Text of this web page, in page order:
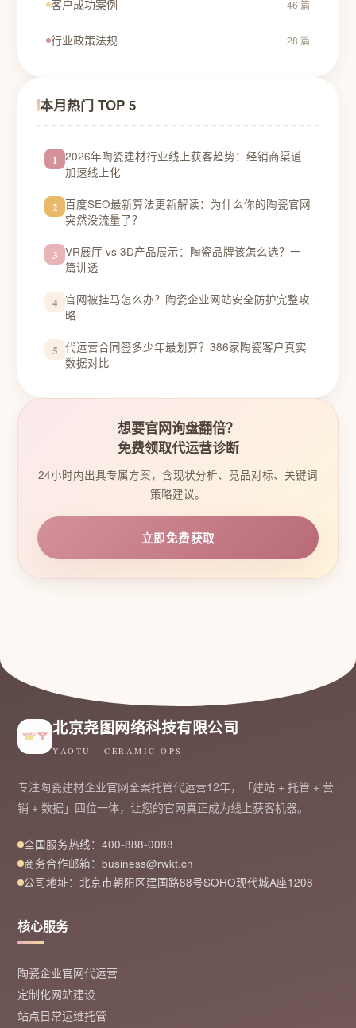
客户成功案例 46 篇
行业政策法规 28 篇
本月热门 TOP 5
1 2026年陶瓷建材行业线上获客趋势：经销商渠道
加速线上化
2 百度SEO最新算法更新解读：为什么你的陶瓷官网
突然没流量了？
3 VR展厅 vs 3D产品展示：陶瓷品牌该怎么选？一
篇讲透
4 官网被挂马怎么办？陶瓷企业网站安全防护完整攻
略
5 代运营合同签多少年最划算？386家陶瓷客户真实
数据对比
想要官网询盘翻倍？
免费领取代运营诊断
24小时内出具专属方案，含现状分析、竞品对标、关键词
策略建议。
立即免费获取
北京尧图网络科技有限公司
YAOTU · CERAMIC OPS
专注陶瓷建材企业官网全案托管代运营12年，「建站 + 托管 + 营
销 + 数据」四位一体，让您的官网真正成为线上获客机器。
全国服务热线：400-888-0088
商务合作邮箱：business@rwkt.cn
公司地址：北京市朝阳区建国路88号SOHO现代城A座1208
核心服务
陶瓷企业官网代运营
定制化网站建设
站点日常运维托管